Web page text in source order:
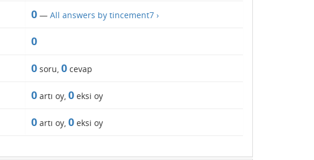
0— All answers by tincement7 ›
0
0soru, 0cevap
0artı oy, 0eksi oy
0artı oy, 0eksi oy